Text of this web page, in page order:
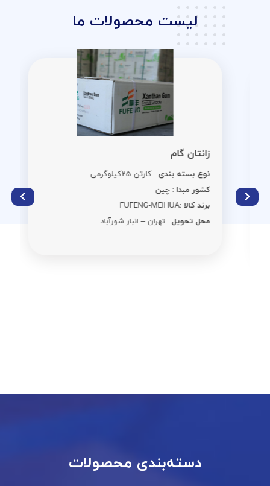
لیست محصولات ما
زانتان گام
نوع بسته بندی: کارتن 25کیلوگرمی
کشور مبدا: چین
برند کالا :FUFENG-MEIHUA
محل تحویل: تهران – انبار شورآباد
دسته‌بندی محصولات